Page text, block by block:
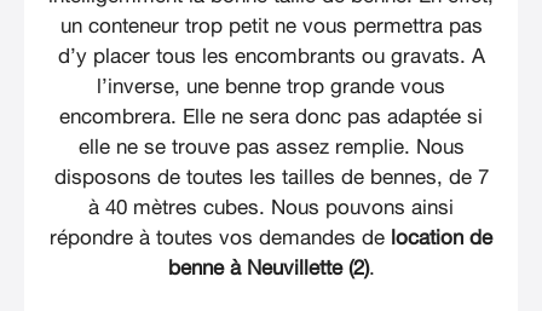
un conteneur trop petit ne vous permettra pas
d’y placer tous les encombrants ou gravats. A
l’inverse, une benne trop grande vous
encombrera. Elle ne sera donc pas adaptée si
elle ne se trouve pas assez remplie. Nous
disposons de toutes les tailles de bennes, de 7
à 40 mètres cubes. Nous pouvons ainsi
répondre à toutes vos demandes de location de
benne à Neuvillette (2).